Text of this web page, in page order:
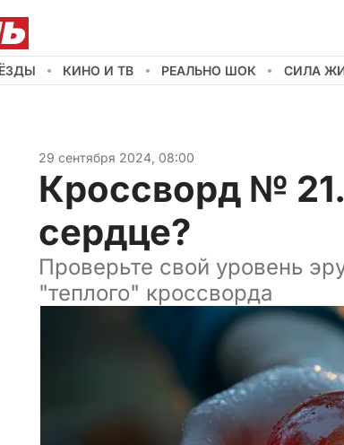
КИНО И ТВ РЕАЛЬНО ШОК СИЛА
29 сентября 2024, 08:00
Кроссворд №
сердце?
Проверьте свой уровень
"теплого" кроссворда